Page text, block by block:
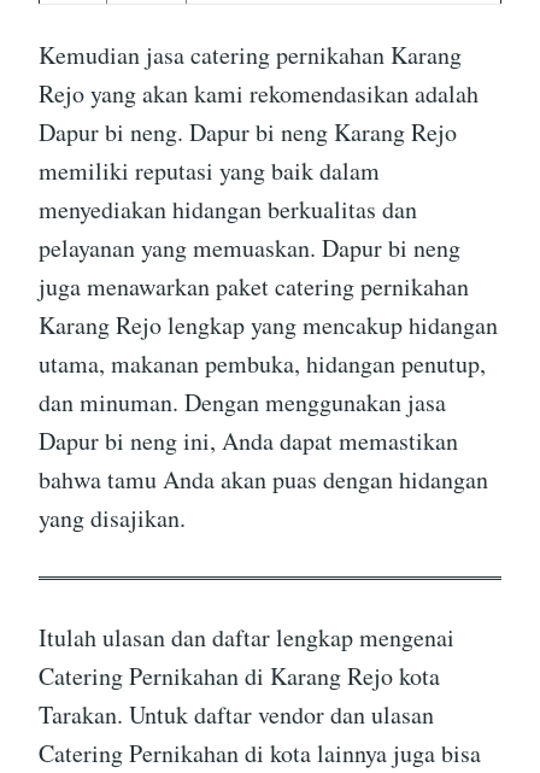
Kemudian jasa catering pernikahan Karang
Rejo yang akan kami rekomendasikan adalah
Dapur bi neng. Dapur bi neng Karang Rejo
memiliki reputasi yang baik dalam
menyediakan hidangan berkualitas dan
pelayanan yang memuaskan. Dapur bi neng
juga menawarkan paket catering pernikahan
Karang Rejo lengkap yang mencakup hidangan
utama, makanan pembuka, hidangan penutup,
dan minuman. Dengan menggunakan jasa
Dapur bi neng ini, Anda dapat memastikan
bahwa tamu Anda akan puas dengan hidangan
yang disajikan.
Itulah ulasan dan daftar lengkap mengenai
Catering Pernikahan di Karang Rejo kota
Tarakan. Untuk daftar vendor dan ulasan
Catering Pernikahan di kota lainnya juga bisa